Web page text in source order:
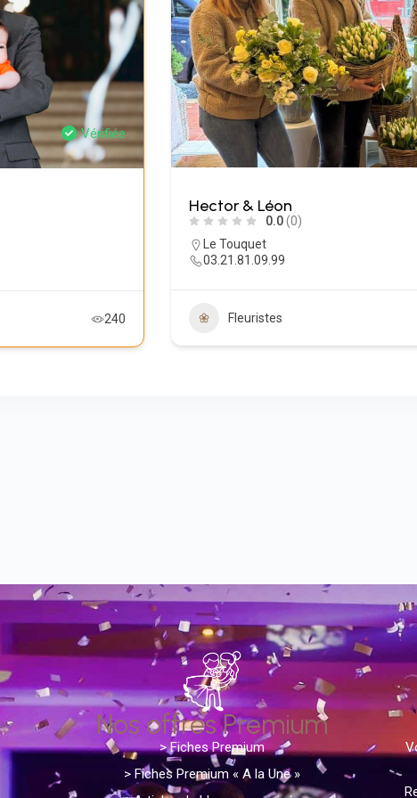
Vérifiée
240
Hector & Léon
0.0 (0)
Le Touquet
03.21.81.09.99
Fleuristes
Nos offres Premium
>Fiches Premium
> Fiches Premium « A la Une »